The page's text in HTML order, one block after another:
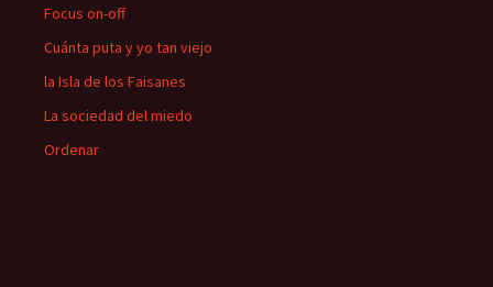
Focus on-off
Cuánta puta y yo tan viejo
la Isla de los Faisanes
La sociedad del miedo
Ordenar